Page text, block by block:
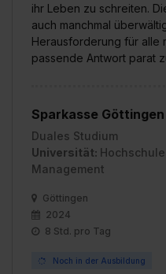
ihr Leben zu schreiten.
auch manchmal
Herausforderung für alle
passende Antwort parat
Sparkasse Göttingen
Duales Studium
Universität:
Management
Göttingen
2024
8 Std. pro Tag
Noch in der Ausbildung